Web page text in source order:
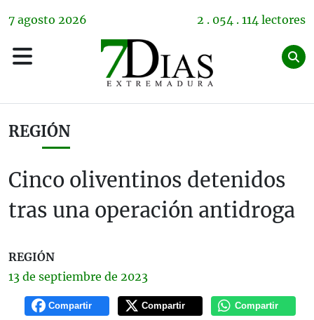
7 agosto 2026 2 . 054 . 114 lectores
REGIÓN
Cinco oliventinos detenidos
tras una operación antidroga
REGIÓN
13 de septiembre de 2023
Compartir Compartir Compartir